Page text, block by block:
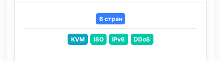
6 стран
KVM ISO IPv6 DDoS